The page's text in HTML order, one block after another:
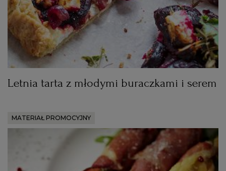
Letnia tarta z młodymi buraczkami i serem
MATERIAŁ PROMOCYJNY